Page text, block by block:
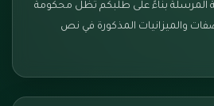
بناءً على طلبكم تظل محكومة
والميزانيات المذكورة في نص